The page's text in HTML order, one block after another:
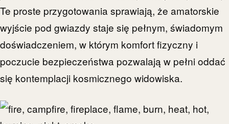
Te proste przygotowania sprawiają, że amatorskie
wyjście pod gwiazdy staje się pełnym, świadomym
doświadczeniem, w którym komfort fizyczny i
poczucie bezpieczeństwa pozwalają w pełni oddać
się kontemplacji kosmicznego widowiska.